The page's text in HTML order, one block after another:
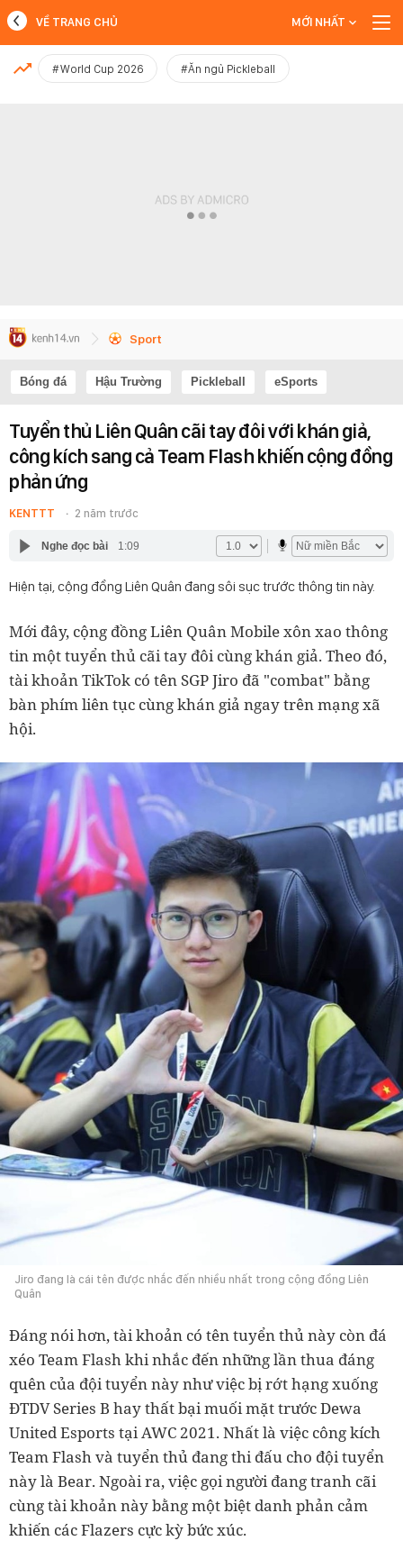
MỚI NHẤT
VỀ TRANG CHỦ MỚI NHẤT
#World Cup 2026 #Ăn ngủ Pickleball
Sport
Bóng đá Hậu Trường Pickleball eSports
Tuyển thủ Liên Quân cãi tay đôi với khán giả,
công kích sang cả Team Flash khiến cộng đồng
phản ứng
KENTTT 2 năm trước
Nghe đọc bài 1:09
Hiện tại, cộng đồng Liên Quân đang sôi sục trước thông tin này.
Mới đây, cộng đồng Liên Quân Mobile xôn xao thông
tin một tuyển thủ cãi tay đôi cùng khán giả. Theo đó,
tài khoản TikTok có tên SGP Jiro đã "combat" bằng
bàn phím liên tục cùng khán giả ngay trên mạng xã
hội.
Jiro đang là cái tên được nhắc đến nhiều nhất trong cộng đồng Liên
Quân
Đáng nói hơn, tài khoản có tên tuyển thủ này còn đá
xéo Team Flash khi nhắc đến những lần thua đáng
quên của đội tuyển này như việc bị rớt hạng xuống
ĐTDV Series B hay thất bại muối mặt trước Dewa
United Esports tại AWC 2021. Nhất là việc công kích
Team Flash và tuyển thủ đang thi đấu cho đội tuyển
này là Bear. Ngoài ra, việc gọi người đang tranh cãi
cùng tài khoản này bằng một biệt danh phản cảm
khiến các Flazers cực kỳ bức xúc.